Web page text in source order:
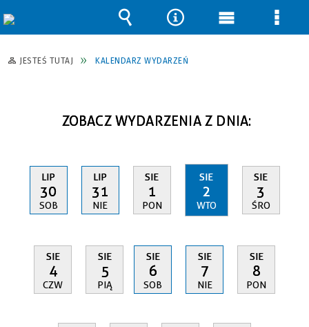
JESTEŚ TUTAJ KALENDARZ WYDARZEŃ
ZOBACZ WYDARZENIA Z DNIA:
LIP
30
SOB
LIP
31
NIE
SIE
1
PON
SIE
2
WTO
SIE
3
ŚRO
SIE
4
CZW
SIE
5
PIĄ
SIE
6
SOB
SIE
7
NIE
SIE
8
PON
Wyszukiwarka
Narzędzia
Menu Menu